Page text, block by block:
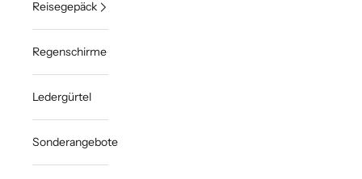
Reisegepäck
Regenschirme
Ledergürtel
Sonderangebote